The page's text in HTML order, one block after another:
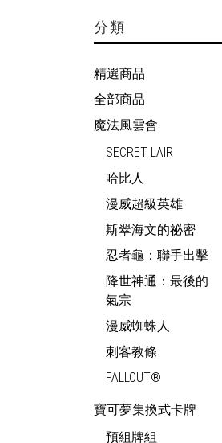
分類
精選商品
全部商品
魔法風雲會
SECRET LAIR
哈比人
漫威超級英雄
斯翠海文的祕密
忍者龜：聯手出擊
降世神通：最後的
氣宗
漫威蜘蛛人
刺客教條
FALLOUT®
寶可夢集換式卡牌
預組牌組